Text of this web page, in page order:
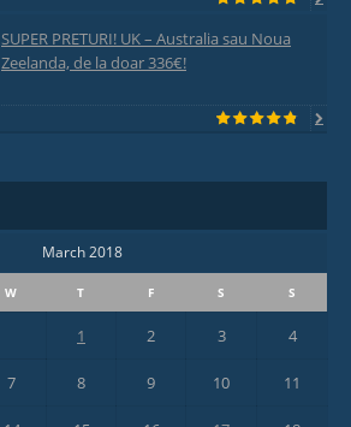
SUPER PRETURI! UK – Australia sau Noua
Zeelanda, de la doar 336€!
March 2018
W T F S S
1 2 3 4
7 8 9 10 11